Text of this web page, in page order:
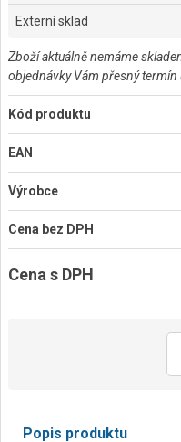
Externí sklad
Zboží aktuálně nemáme
objednávky Vám přesný
Kód produktu
EAN
Výrobce
Cena bez DPH
Cena s DPH
Popis produktu